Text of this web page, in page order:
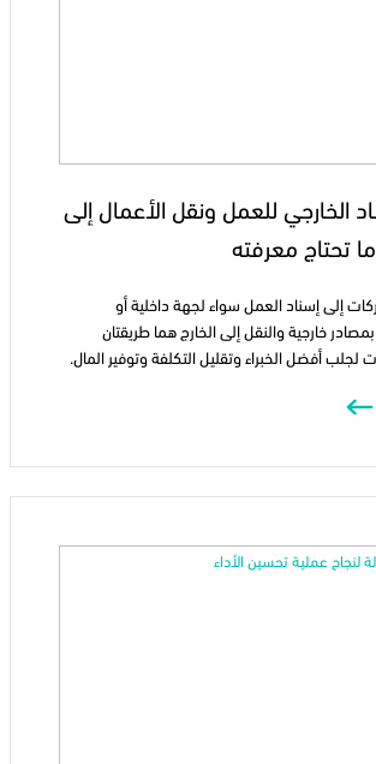
الخارجي للعمل ونقل الأعمال إلى
تحتاج معرفته
إلى إسناد العمل سواء لجهة داخلية أو
خارجية والنقل إلى الخارج هما طريقتان
أفضل الخبراء وتقليل التكلفة وتوفير المال.